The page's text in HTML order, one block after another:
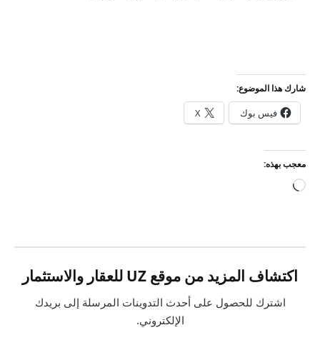
شارك هذا الموضوع:
فيس بوك X
معجب بهذه:
جاري
اكتشاف المزيد من موقع UZ للعقار والاستثمار
اشترك للحصول على أحدث التدوينات المرسلة إلى بريدك
الإلكتروني.